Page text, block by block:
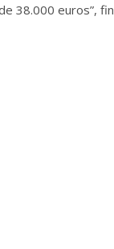
38.000 euros”,